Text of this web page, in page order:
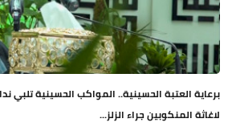
برعاية العتبة الحسينية.. المواكب الحسينية تلبي
لاغاثة المنكوبين جراء الزلز...